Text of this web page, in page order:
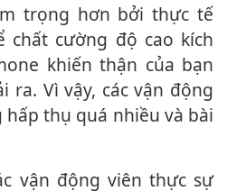
chất cường độ cao kíc‌h
khiến thận của bạn
ra. Vì vậy, các vận động
thụ quá nhiều và bài